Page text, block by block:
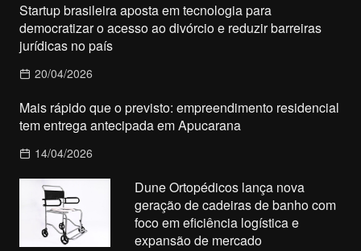
Startup brasileira aposta em tecnologia para
democratizar o acesso ao divórcio e reduzir barreiras
jurídicas no país
20/04/2026
Mais rápido que o previsto: empreendimento residencial
tem entrega antecipada em Apucarana
14/04/2026
Dune Ortopédicos lança nova
geração de cadeiras de banho com
foco em eficiência logística e
expansão de mercado